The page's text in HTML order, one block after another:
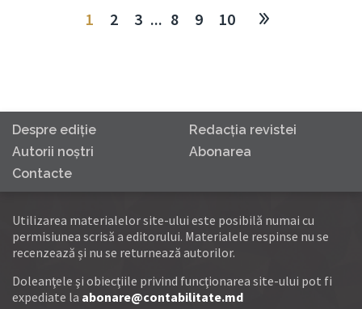
1 2 3 ... 8 9 10
Despre ediţie
Redacţia revistei
Autorii noştri
Abonarea
Contacte
Utilizarea materialelor site-ului este posibilă numai cu
permisiunea scrisă a editorului. Materialele respinse nu se
recenzează și nu se returnează autorilor.
Doleanţele şi obiecţiile privind funcţionarea site-ului pot fi
expediate la abonare@contabilitate.md